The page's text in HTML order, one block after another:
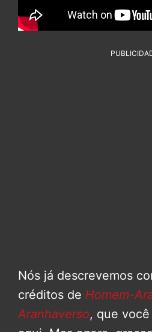
Nós já descrevemos
créditos de Homem-
Aranhaverso, que